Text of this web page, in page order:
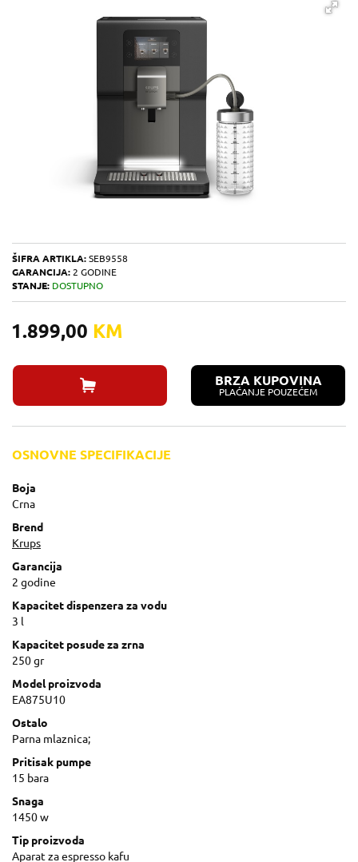
ŠIFRA ARTIKLA: SEB9558
GARANCIJA: 2 GODINE
STANJE: DOSTUPNO
1.899,00 KM
BRZA KUPOVINA
PLAĆANJE POUZEĆEM
OSNOVNE SPECIFIKACIJE
Boja
Crna
Brend
Krups
Garancija
2 godine
Kapacitet dispenzera za vodu
3 l
Kapacitet posude za zrna
250 gr
Model proizvoda
EA875U10
Ostalo
Parna mlaznica;
Pritisak pumpe
15 bara
Snaga
1450 w
Tip proizvoda
Aparat za espresso kafu